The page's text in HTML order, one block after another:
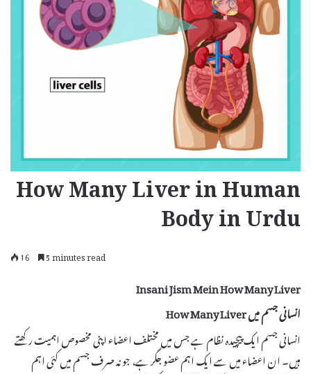
How Many Liver in Human
Body in Urdu
16 5 minutes read
Insani Jism Mein How Many Liver
انسانی جسم میں How Many Liver
انسانی جسم ایک پیچیدہ نظام ہے جس میں مختلف اعضاء اپنی مخصوص اہمیت رکھتے
ہیں۔ ان اعضاء میں سے ایک اہم عضو جگر ہے، جو نہ صرف جسم میں کئی اہم